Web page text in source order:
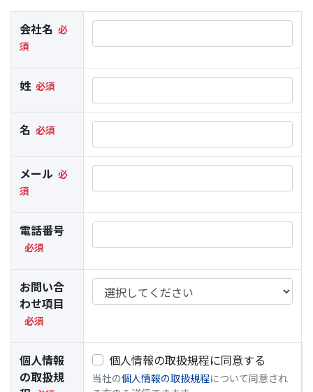
会社名
姓
名
メール
電話番号
お問い合
わせ項目
個人情報
の取扱規
個人情報の取扱規程に同意する
当社の個人情報の取扱規程について同意され